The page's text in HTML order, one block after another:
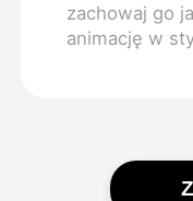
zachowaj go
animację w